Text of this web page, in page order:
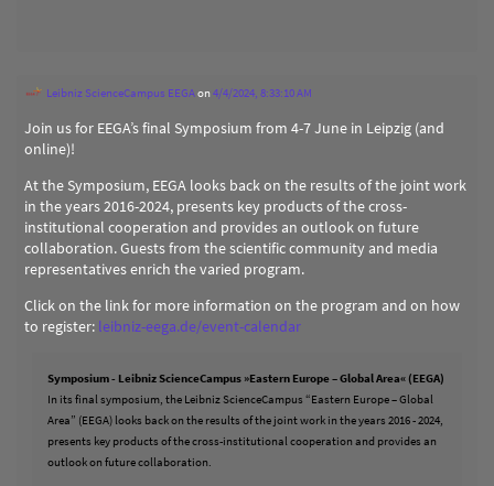
Leibniz ScienceCampus EEGAon4/4/2024, 8:33:10 AM
Join us for EEGA’s final Symposium from 4-7 June in Leipzig (and
online)!
At the Symposium, EEGA looks back on the results of the joint work
in the years 2016-2024, presents key products of the cross-
institutional cooperation and provides an outlook on future
collaboration. Guests from the scientific community and media
representatives enrich the varied program.
Click on the link for more information on the program and on how
to register: leibniz-eega.de/event-calendar
Symposium - Leibniz ScienceCampus »Eastern Europe – Global Area« (EEGA)
In its final symposium, the Leibniz ScienceCampus “Eastern Europe – Global
Area” (EEGA) looks back on the results of the joint work in the years 2016 - 2024,
presents key products of the cross-institutional cooperation and provides an
outlook on future collaboration.